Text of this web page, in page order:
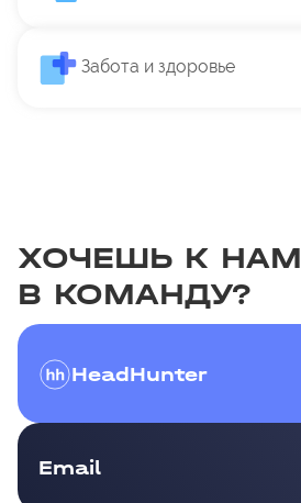
Забота и здоровье
ХОЧЕШЬ К НАМ
В КОМАНДУ?
HeadHunter
Email